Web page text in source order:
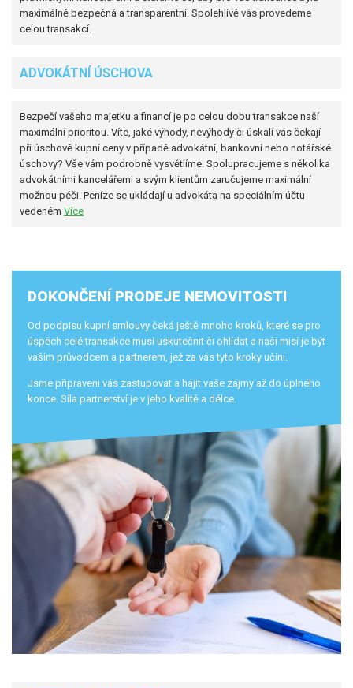
maximálně bezpečná a transparentní. Spolehlivě vás provedeme
celou transakcí.
ADVOKÁTNÍ ÚSCHOVA
Bezpečí vašeho majetku a financí je po celou dobu transakce naší
maximální prioritou. Víte, jaké výhody, nevýhody či úskalí vás čekají
při úschově kupní ceny v případě advokátní, bankovní nebo notářské
úschovy? Vše vám podrobně vysvětlíme. Spolupracujeme s několika
advokátními kancelářemi a svým klientům zaručujeme maximální
možnou péči. Peníze se ukládají u advokáta na speciálním účtu
vedeném Více
DOKONČENÍ PRODEJE NEMOVITOSTI
Od podpisu kupní smlouvy čeká ještě mnoho kroků, které se pro
úspěch celé transakce musí uskutečnit či ohlídat a naší misí je být
vaším průvodcem a partnerem, jež za vás tyto kroky učiní.
Jsme připraveni vás zastupovat a hájit vaše zájmy až do úplného
konce. Síla partnerství je v jeho kvalitě a délce.